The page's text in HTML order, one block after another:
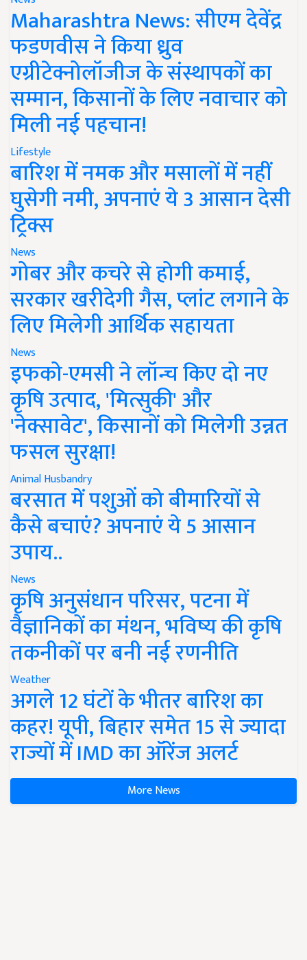
Maharashtra News: सीएम देवेंद्र
फडणवीस ने किया ध्रुव
एग्रीटेक्नोलॉजीज के संस्थापकों का
सम्मान, किसानों के लिए नवाचार को
मिली नई पहचान!
Lifestyle
बारिश में नमक और मसालों में नहीं
घुसेगी नमी, अपनाएं ये 3 आसान देसी
ट्रिक्स
News
गोबर और कचरे से होगी कमाई,
सरकार खरीदेगी गैस, प्लांट लगाने के
लिए मिलेगी आर्थिक सहायता
News
इफको-एमसी ने लॉन्च किए दो नए
कृषि उत्पाद, 'मित्सुकी' और
'नेक्सावेट', किसानों को मिलेगी उन्नत
फसल सुरक्षा!
Animal Husbandry
बरसात में पशुओं को बीमारियों से
कैसे बचाएं? अपनाएं ये 5 आसान
उपाय..
News
कृषि अनुसंधान परिसर, पटना में
वैज्ञानिकों का मंथन, भविष्य की कृषि
तकनीकों पर बनी नई रणनीति
Weather
अगले 12 घंटों के भीतर बारिश का
कहर! यूपी, बिहार समेत 15 से ज्यादा
राज्यों में IMD का ऑरेंज अलर्ट
More News